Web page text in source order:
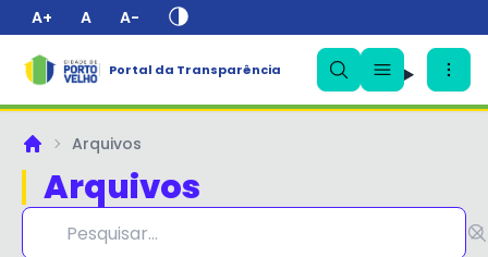
A+ A A-
Portal da Transparência
PrincipalArquivos
Arquivos
✕